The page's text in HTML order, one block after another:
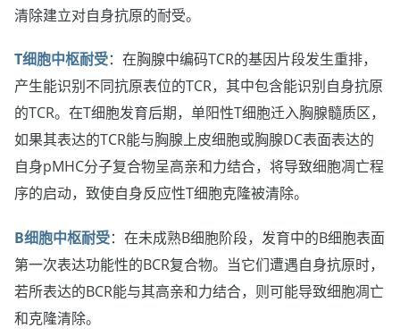
清除建立对自身抗原的耐受。
T细胞中枢耐受：在胸腺中编码TCR的基因片段发生重排，
产生能识别不同抗原表位的TCR，其中包含能识别自身抗原
的TCR。在T细胞发育后期，单阳性T细胞迁入胸腺髓质区，
如果其表达的TCR能与胸腺上皮细胞或胸腺DC表面表达的
自身pMHC分子复合物呈高亲和力结合，将导致细胞凋亡程
序的启动，致使自身反应性T细胞克隆被清除。
B细胞中枢耐受：在未成熟B细胞阶段，发育中的B细胞表面
第一次表达功能性的BCR复合物。当它们遭遇自身抗原时，
若所表达的BCR能与其高亲和力结合，则可能导致细胞凋亡
和克隆清除。